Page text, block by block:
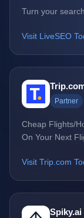
Turn your
Visit LiveSEO
Partner
Cheap Flights/
On Your Next
Visit Trip.com
Spiky.ai